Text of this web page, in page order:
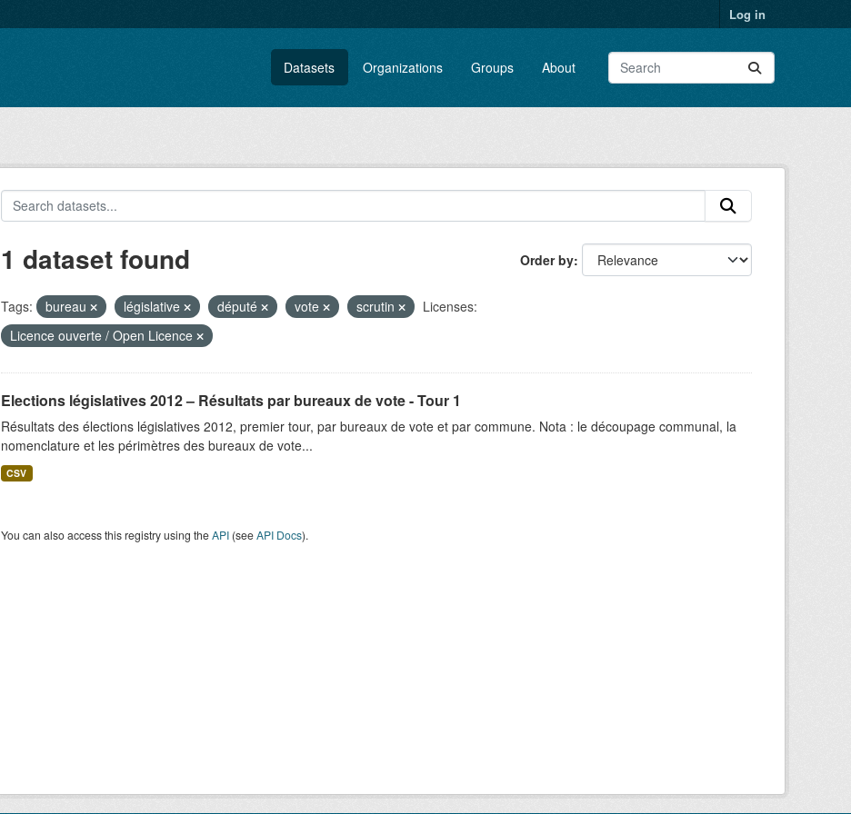
Log in
Datasets Organizations Groups About
Order by
1 dataset found
Tags: bureau législative député vote scrutin
Licenses:
Licence ouverte / Open Licence
Elections législatives 2012 – Résultats par bureaux de vote - Tour 1
Résultats des élections législatives 2012, premier tour, par bureaux de vote et par commune. Nota : le découpage communal, la
nomenclature et les périmètres des bureaux de vote...
CSV
You can also access this registry using theAPI(seeAPI Docs).